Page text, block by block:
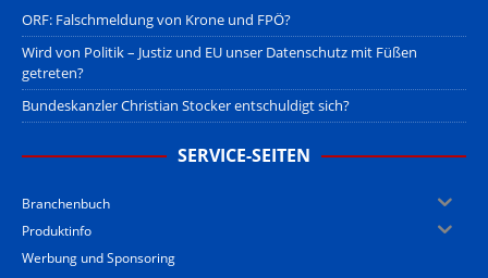
ORF: Falschmeldung von Krone und FPÖ?
Wird von Politik – Justiz und EU unser Datenschutz mit Füßen
getreten?
Bundeskanzler Christian Stocker entschuldigt sich?
SERVICE-SEITEN
Branchenbuch
Produktinfo
Werbung und Sponsoring